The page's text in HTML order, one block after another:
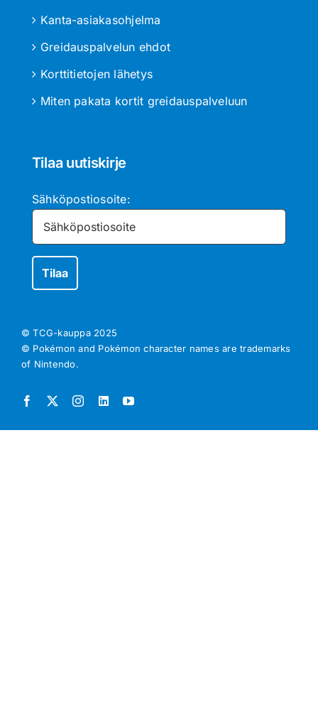
Kanta-asiakasohjelma
Greidauspalvelun ehdot
Korttitietojen lähetys
Miten pakata kortit greidauspalveluun
Tilaa uutiskirje
Sähköpostiosoite:
© TCG-kauppa 2025
© Pokémon and Pokémon character names are trademarks
of Nintendo.